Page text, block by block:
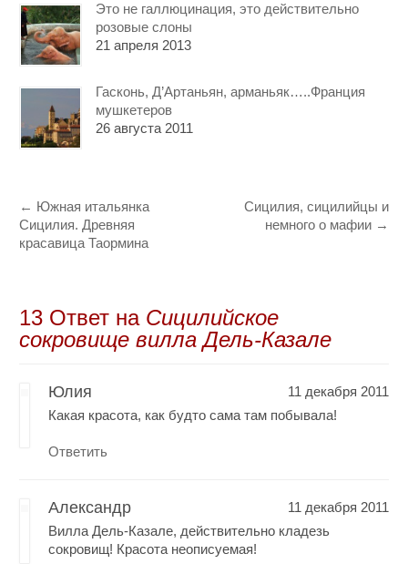
Это не галлюцинация, это действительно
розовые слоны
21 апреля 2013
Гасконь, Д’Артаньян, арманьяк…..Франция
мушкетеров
26 августа 2011
← Южная итальянка
Сицилия. Древняя
красавица Таормина
Сицилия, сицилийцы и
немного о мафии →
13 Oтвет на Сицилийское
сокровище вилла Дель-Казале
Юлия
11 декабря 2011
Какая красота, как будто сама там побывала!
Ответить
Александр
11 декабря 2011
Вилла Дель-Казале, действительно кладезь
сокровищ! Красота неописуемая!